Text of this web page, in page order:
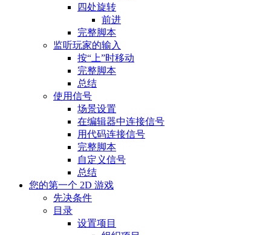
四处旋转
前进
完整脚本
监听玩家的输入
按“上”时移动
完整脚本
总结
使用信号
场景设置
在编辑器中连接信号
用代码连接信号
完整脚本
自定义信号
总结
您的第一个 2D 游戏
先决条件
目录
设置项目